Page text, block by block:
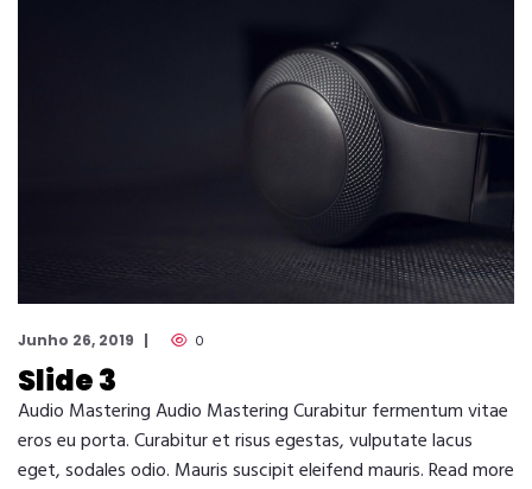
Junho 26, 2019 0
Slide 3
Audio Mastering Audio Mastering Curabitur fermentum vitae
eros eu porta. Curabitur et risus egestas, vulputate lacus
eget, sodales odio. Mauris suscipit eleifend mauris. Read more